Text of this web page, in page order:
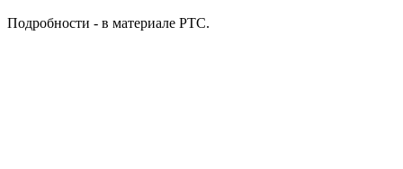
Подробности - в материале РТС.